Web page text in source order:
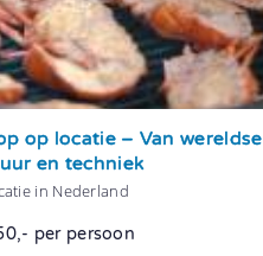
op locatie – Van wereldse
en techniek
in Nederland
per persoon